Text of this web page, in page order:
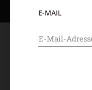
E-MAIL